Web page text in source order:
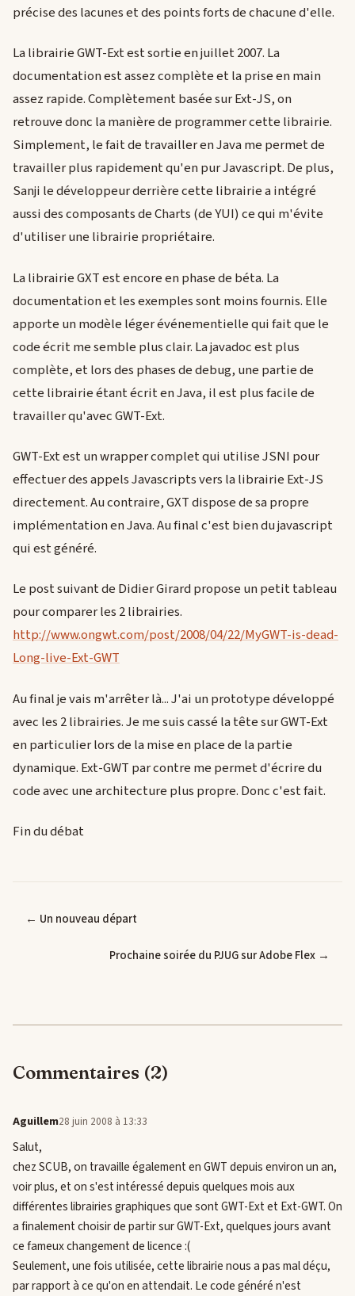
précise des lacunes et des points forts de chacune d'elle.
La librairie GWT-Ext est sortie en juillet 2007. La
documentation est assez complète et la prise en main
assez rapide. Complètement basée sur Ext-JS, on
retrouve donc la manière de programmer cette librairie.
Simplement, le fait de travailler en Java me permet de
travailler plus rapidement qu'en pur Javascript. De plus,
Sanji le développeur derrière cette librairie a intégré
aussi des composants de Charts (de YUI) ce qui m'évite
d'utiliser une librairie propriétaire.
La librairie GXT est encore en phase de béta. La
documentation et les exemples sont moins fournis. Elle
apporte un modèle léger événementielle qui fait que le
code écrit me semble plus clair. La javadoc est plus
complète, et lors des phases de debug, une partie de
cette librairie étant écrit en Java, il est plus facile de
travailler qu'avec GWT-Ext.
GWT-Ext est un wrapper complet qui utilise JSNI pour
effectuer des appels Javascripts vers la librairie Ext-JS
directement. Au contraire, GXT dispose de sa propre
implémentation en Java. Au final c'est bien du javascript
qui est généré.
Le post suivant de Didier Girard propose un petit tableau
pour comparer les 2 librairies.
http://www.ongwt.com/post/2008/04/22/MyGWT-is-dead-
Long-live-Ext-GWT
Au final je vais m'arrêter là... J'ai un prototype développé
avec les 2 librairies. Je me suis cassé la tête sur GWT-Ext
en particulier lors de la mise en place de la partie
dynamique. Ext-GWT par contre me permet d'écrire du
code avec une architecture plus propre. Donc c'est fait.
Fin du débat
← Un nouveau départ
Prochaine soirée du PJUG sur Adobe Flex →
Commentaires (2)
Aguillem28 juin 2008 à 13:33
Salut,
chez SCUB, on travaille également en GWT depuis environ un an,
voir plus, et on s'est intéressé depuis quelques mois aux
différentes librairies graphiques que sont GWT-Ext et Ext-GWT. On
a finalement choisir de partir sur GWT-Ext, quelques jours avant
ce fameux changement de licence :(
Seulement, une fois utilisée, cette librairie nous a pas mal déçu,
par rapport à ce qu'on en attendait. Le code généré n'est